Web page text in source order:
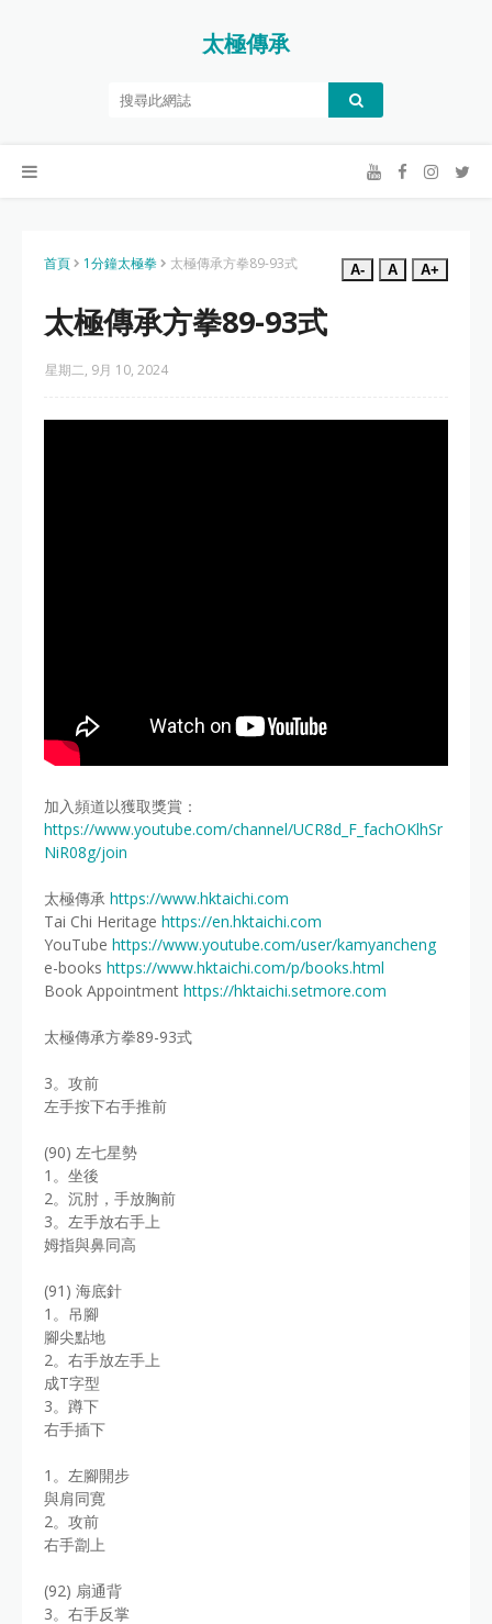
太極傳承
首頁 1分鐘太極拳 太極傳承方拳89-93式 A- A A+
太極傳承方拳89-93式
星期二, 9月 10, 2024
加入頻道以獲取獎賞：
https://www.youtube.com/channel/UCR8d_F_fachOKlhSr
NiR08g/join
太極傳承 https://www.hktaichi.com
Tai Chi Heritage https://en.hktaichi.com
YouTube https://www.youtube.com/user/kamyancheng
e-books https://www.hktaichi.com/p/books.html
Book Appointment https://hktaichi.setmore.com
太極傳承方拳89-93式
3。攻前
左手按下右手推前
(90) 左七星勢
1。坐後
2。沉肘，手放胸前
3。左手放右手上
姆指與鼻同高
(91) 海底針
1。吊腳
腳尖點地
2。右手放左手上
成T字型
3。蹲下
右手插下
1。左腳開步
與肩同寛
2。攻前
右手劏上
(92) 扇通背
3。右手反掌